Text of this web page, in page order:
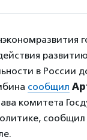
развитию
в России
сообщил
комитета
сообщил